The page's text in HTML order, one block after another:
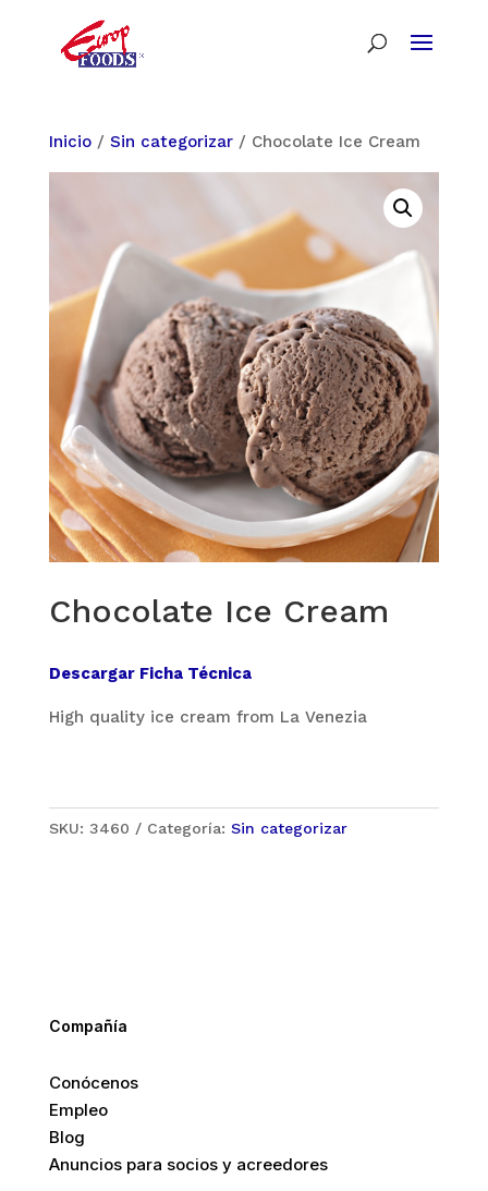
Inicio/ Sin categorizar/ Chocolate Ice Cream
Chocolate Ice Cream
Descargar Ficha Técnica
High quality ice cream from La Venezia
SKU: 3460 Categoría: Sin categorizar
Compañía
Conócenos
Empleo
Blog
Anuncios para socios y acreedores